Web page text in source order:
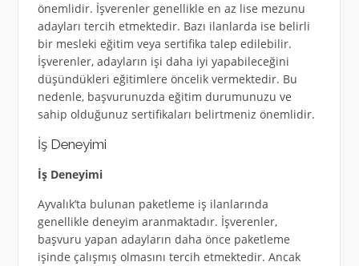
önemlidir. İşverenler genellikle en az lise mezunu
adayları tercih etmektedir. Bazı ilanlarda ise belirli
bir mesleki eğitim veya sertifika talep edilebilir.
İşverenler, adayların işi daha iyi yapabileceğini
düşündükleri eğitimlere öncelik vermektedir. Bu
nedenle, başvurunuzda eğitim durumunuzu ve
sahip olduğunuz sertifikaları belirtmeniz önemlidir.
İş Deneyimi
İş Deneyimi
Ayvalık’ta bulunan paketleme iş ilanlarında
genellikle deneyim aranmaktadır. İşverenler,
başvuru yapan adayların daha önce paketleme
işinde çalışmış olmasını tercih etmektedir. Ancak